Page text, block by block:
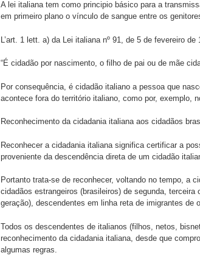
A lei italiana tem como principio básico para a
em primeiro plano o vínculo de sangue entre os
L’art. 1 lett. a) da Lei italiana nº 91, de 5 de fevereiro
“É cidadão por nascimento, o filho de pai ou de mãe
Por consequência, é cidadão italiano a pessoa que
acontece fora do território italiano, como por, exemplo,
Reconhecimento da cidadania italiana aos cidadãos
Reconhecer a cidadania italiana significa certificar a
proveniente da descendência direta de um cidadão
Portanto trata-se de reconhecer, voltando no tempo, a
cidadãos estrangeiros (brasileiros) de segunda,
geração), descendentes em linha reta de imigrantes de
Todos os descendentes de italianos (filhos, netos,
reconhecimento da cidadania italiana, desde que
algumas regras.